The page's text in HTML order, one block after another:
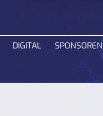
DIGITAL SPONSOREN